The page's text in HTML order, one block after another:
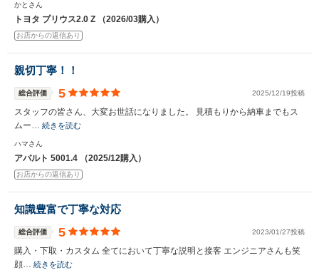
かとさん
トヨタ プリウス2.0 Z （2026/03購入）
お店からの返信あり
親切丁寧！！
総合評価 5 2025/12/19投稿
スタッフの皆さん、大変お世話になりました。 見積もりから納車までもス
ムー… 続きを読む
ハマさん
アバルト 5001.4 （2025/12購入）
お店からの返信あり
知識豊富で丁寧な対応
総合評価 5 2023/01/27投稿
購入・下取・カスタム 全てにおいて丁寧な説明と接客 エンジニアさんも笑
顔… 続きを読む